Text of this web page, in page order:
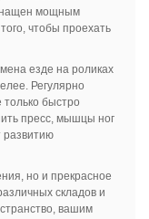
мощным
чтобы проехать
езде на роликах
Регулярно
быстро
пресс, мышцы ног
развитию
но и прекрасное
складов и
вашим